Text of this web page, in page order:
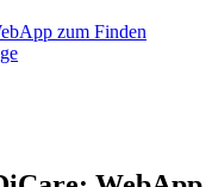
zum Finden